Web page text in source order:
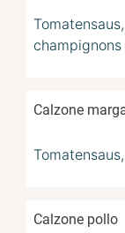
champignons
Calzone
Calzone pollo